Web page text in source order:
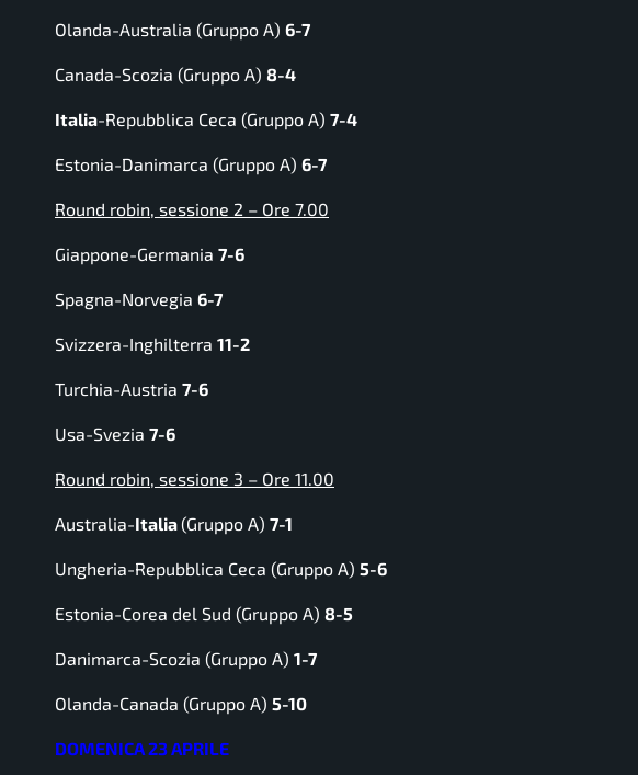
Olanda-Australia (Gruppo A) 6-7
Canada-Scozia (Gruppo A) 8-4
Italia-Repubblica Ceca (Gruppo A) 7-4
Estonia-Danimarca (Gruppo A) 6-7
Round robin, sessione 2 – Ore 7.00
Giappone-Germania 7-6
Spagna-Norvegia 6-7
Svizzera-Inghilterra 11-2
Turchia-Austria 7-6
Usa-Svezia 7-6
Round robin, sessione 3 – Ore 11.00
Australia-Italia(Gruppo A) 7-1
Ungheria-Repubblica Ceca (Gruppo A) 5-6
Estonia-Corea del Sud (Gruppo A) 8-5
Danimarca-Scozia (Gruppo A) 1-7
Olanda-Canada (Gruppo A) 5-10
DOMENICA 23 APRILE